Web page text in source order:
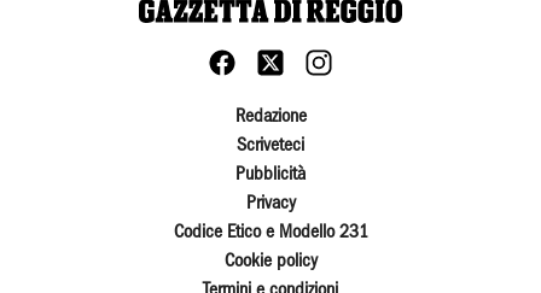
Redazione
Scriveteci
Pubblicità
Privacy
Codice Etico e Modello 231
Cookie policy